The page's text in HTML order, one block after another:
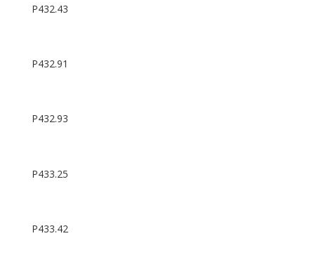
P432.43
P432.91
P432.93
P433.25
P433.42